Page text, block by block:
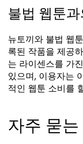
불법 웹툰
뉴토끼와 불법 웹
록된 작품을 제공
는 라이센스를 가
있으며, 이용자는
적인 웹툰 소비를
자주 묻